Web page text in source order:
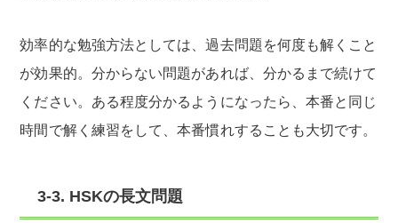
効率的な勉強方法としては、過去問題を何度も解くこと
が効果的。分からない問題があれば、分かるまで続けて
ください。ある程度分かるようになったら、本番と同じ
時間で解く練習をして、本番慣れすることも大切です。
3-3. HSKの長文問題